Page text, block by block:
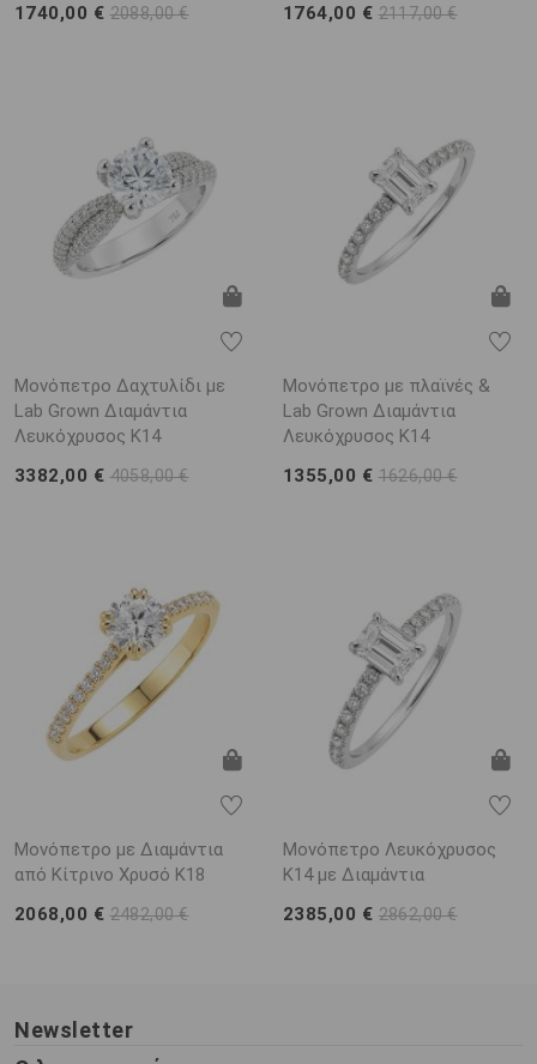
1740,00 € 2088,00 €
1764,00 € 2117,00 €
Μονόπετρο Δαχτυλίδι με
Lab Grown Διαμάντια
Λευκόχρυσος K14
3382,00 € 4058,00 €
Μονόπετρο με πλαϊνές &
Lab Grown Διαμάντια
Λευκόχρυσος K14
1355,00 € 1626,00 €
Μονόπετρο με Διαμάντια
από Κίτρινο Χρυσό K18
2068,00 € 2482,00 €
Μονόπετρο Λευκόχρυσος
K14 με Διαμάντια
2385,00 € 2862,00 €
Newsletter